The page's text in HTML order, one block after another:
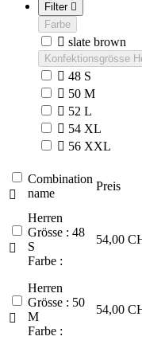
Filter 
Farbe
 slate brown
Konfektionsgrösse
 48 S
 50 M
 52 L
 54 XL
 56 XXL

Combination
name
Preis

Herren
Grösse : 48
S
Farbe :
54,00

Herren
Grösse : 50
M
Farbe :
54,00